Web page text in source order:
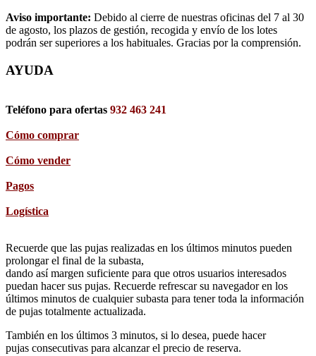
Aviso importante: Debido al cierre de nuestras oficinas del 7 al 30
de agosto, los plazos de gestión, recogida y envío de los lotes
podrán ser superiores a los habituales. Gracias por la comprensión.
AYUDA
Teléfono para ofertas 932 463 241
Cómo comprar
Cómo vender
Pagos
Logística
Recuerde que las pujas realizadas en los últimos minutos pueden
prolongar el final de la subasta,
dando así margen suficiente para que otros usuarios interesados
puedan hacer sus pujas. Recuerde refrescar su navegador en los
últimos minutos de cualquier subasta para tener toda la información
de pujas totalmente actualizada.
También en los últimos 3 minutos, si lo desea, puede hacer
pujas consecutivas para alcanzar el precio de reserva.